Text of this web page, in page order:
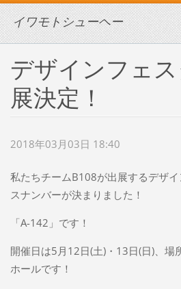
イワモトシューヘー
デザインフェ
展決定！
2018年03月03日 18:40
私たちチームB108が出展するデザ
スナンバーが決まりました！
「A-142」です！
開催日は5月12日(土)・13日(日)、場
ホールです！